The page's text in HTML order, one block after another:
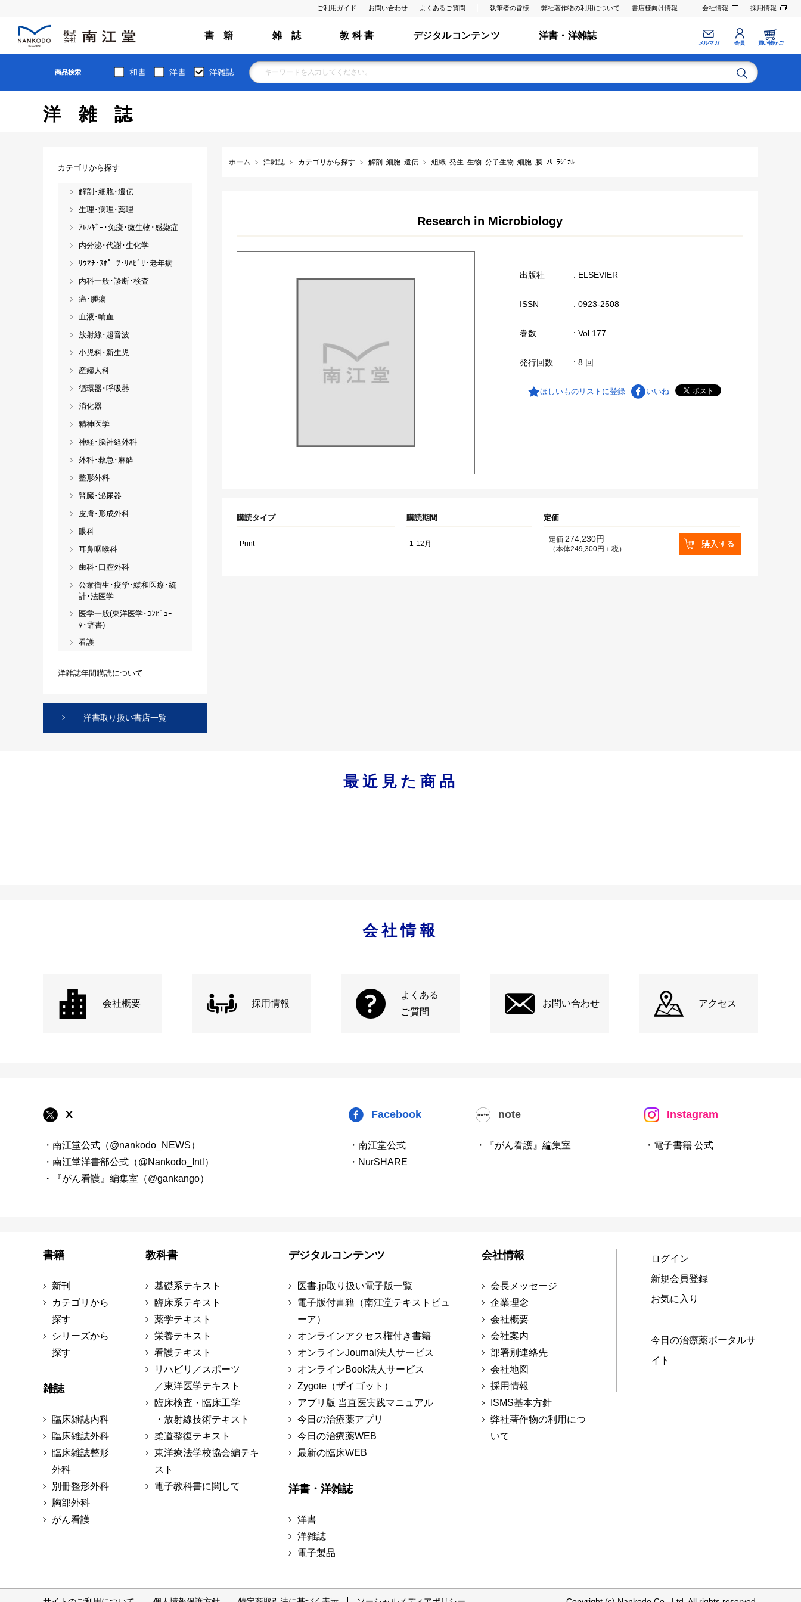
ご利用ガイド お問い合わせ よくあるご質問 執筆者の皆様 弊社著作物の利用について 書店様向け情報 会社情報 採用情報
書 籍 雑 誌 教 科 書 デジタルコンテンツ 洋書・洋雑誌
メルマガ 会員 買い物かご
商品検索 和書 洋書 洋雑誌
洋雑誌
ホーム 洋雑誌 カテゴリから探す 解剖･細胞･遺伝 組織･発生･生物･分子生物･細胞･膜･ﾌﾘｰﾗｼﾞｶﾙ
Research in Microbiology
出版社 : ELSEVIER
ISSN : 0923-2508
巻数 : Vol.177
発行回数 : 8 回
ほしいものリストに登録 いいね
購読タイプ 購読期間 定価
Print 1-12月 定価 274,230円
（本体249,300円＋税）
カテゴリから探す
解剖･細胞･遺伝
生理･病理･薬理
ｱﾚﾙｷﾞｰ･免疫･微生物･感染症
内分泌･代謝･生化学
ﾘｳﾏﾁ･ｽﾎﾟｰﾂ･ﾘﾊﾋﾞﾘ･老年病
内科一般･診断･検査
癌･腫瘍
血液･輸血
放射線･超音波
小児科･新生児
産婦人科
循環器･呼吸器
消化器
精神医学
神経･脳神経外科
外科･救急･麻酔
整形外科
腎臓･泌尿器
皮膚･形成外科
眼科
耳鼻咽喉科
歯科･口腔外科
公衆衛生･疫学･緩和医療･統
計･法医学
医学一般(東洋医学･ｺﾝﾋﾟｭｰ
ﾀ･辞書)
看護
洋雑誌年間購読について
洋書取り扱い書店一覧
最近見た商品
会社情報
会社概要 採用情報
よくある
ご質問
お問い合わせ アクセス
X
・南江堂公式（@nankodo_NEWS）
・南江堂洋書部公式（@Nankodo_Intl）
・『がん看護』編集室（@gankango）
Facebook
・南江堂公式
・NurSHARE
note
・『がん看護』編集室
Instagram
・電子書籍 公式
書籍
新刊
カテゴリから
探す
シリーズから
探す
雑誌
臨床雑誌内科
臨床雑誌外科
臨床雑誌整形
外科
別冊整形外科
胸部外科
がん看護
教科書
基礎系テキスト
臨床系テキスト
薬学テキスト
栄養テキスト
看護テキスト
リハビリ／スポーツ
／東洋医学テキスト
臨床検査・臨床工学
・放射線技術テキスト
柔道整復テキスト
東洋療法学校協会編テキ
スト
電子教科書に関して
デジタルコンテンツ
医書.jp取り扱い電子版一覧
電子版付書籍（南江堂テキストビュ
ーア）
オンラインアクセス権付き書籍
オンラインJournal法人サービス
オンラインBook法人サービス
Zygote（ザイゴット）
アプリ版 当直医実践マニュアル
今日の治療薬アプリ
今日の治療薬WEB
最新の臨床WEB
洋書・洋雑誌
洋書
洋雑誌
電子製品
会社情報
会長メッセージ
企業理念
会社概要
会社案内
部署別連絡先
会社地図
採用情報
ISMS基本方針
弊社著作物の利用につ
いて
ログイン
新規会員登録
お気に入り
今日の治療薬ポータルサ
イト